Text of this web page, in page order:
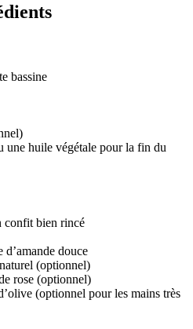
bassine
une huile végétale pour la fin du
confit bien rincé
d’amande douce
(optionnel)
rose (optionnel)
(optionnel pour les mains très